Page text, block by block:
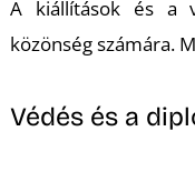
A kiállítások és a
közönség számára.
Védés és a